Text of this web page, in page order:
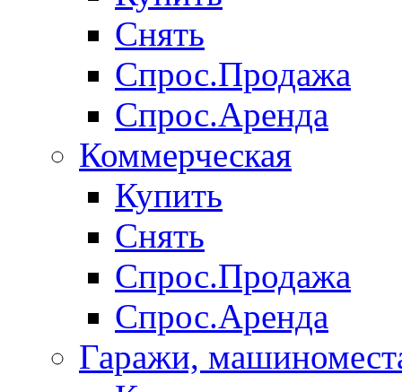
Снять
Спрос.Продажа
Спрос.Аренда
Коммерческая
Купить
Снять
Спрос.Продажа
Спрос.Аренда
Гаражи,